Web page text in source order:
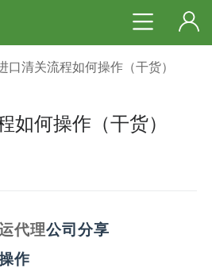
口清关流程如何操作（干货）
如何操作（干货）
代理公司分享
作